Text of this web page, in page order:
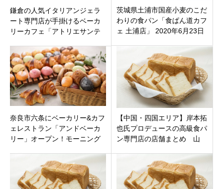
鎌倉の人気イタリアンジェラ
ート専門店が手掛けるベーカ
リーカフェ「アトリエサンテ
ドオープン
茨城県土浦市国産小麦のこだ
わりの食パン「食ぱん道カフ
ェ 土浦店」 2020年6月23日
奈良市六条にベーカリー&カフ
ェレストラン「アンドベーカ
リー」オープン！モーニング
【中国・四国エリア】岸本拓
也氏プロデュースの高級食パ
ン専門店の店舗まとめ 山
取・香川・徳島・愛媛 2021
年完全版